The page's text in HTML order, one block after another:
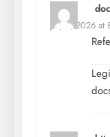
July 9, 2026 at